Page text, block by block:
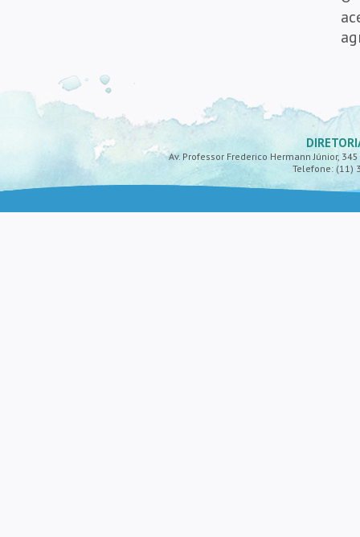
Av. Professor Frederico Hermann Júnior,
Telefone: (11)